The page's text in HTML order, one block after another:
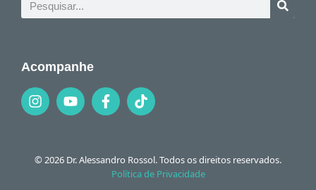
Acompanhe
© 2026 Dr. Alessandro Rossol. Todos os direitos reservados.
Política de Privacidade